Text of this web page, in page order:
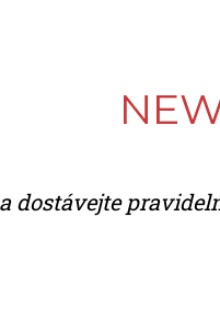
do­stá­vej­te